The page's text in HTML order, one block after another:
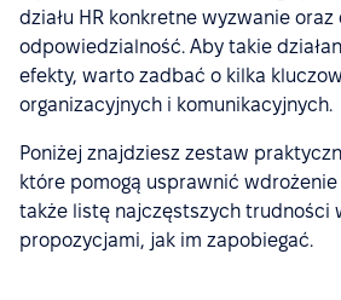
działu HR konkretne wyzwanie oraz
odpowiedzialność. Aby takie
efekty, warto zadbać o kilka
organizacyjnych i komunikacyjnych.
Poniżej znajdziesz zestaw
które pomogą usprawnić
także listę najczęstszych trudności
propozycjami, jak im zapobiegać.